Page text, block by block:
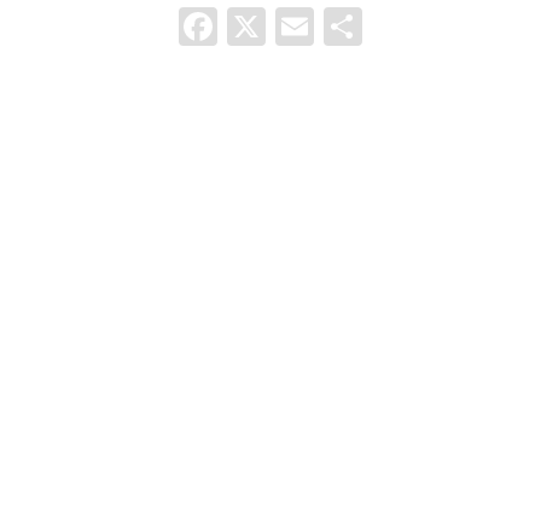
Facebook
X Email